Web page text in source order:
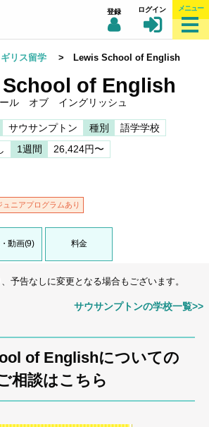
登録 ログイン メニュー
リス留学 > Lewis School of English
of English
ル オブ イングリッシュ
サウサンプトン 種別
語学学校
1週間
26,424円〜
ュニアプログラムあり
動画(9) 料金
予告なしに変更となる場合もございます。
サウサンプトンの学校一覧>>
of Englishについての
相談はこちら